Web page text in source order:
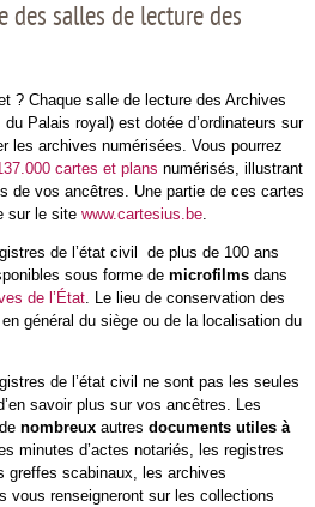
des salles de lecture des
? Chaque salle de lecture des Archives
Palais royal) est dotée d’ordinateurs sur
les archives numérisées. Vous pourrez
cartes et plans numérisés, illustrant
de vos ancêtres. Une partie de ces cartes
sur le site www.cartesius.be.
de l’état civil de plus de 100 ans
sous forme de microfilms dans
de l’État. Le lieu de conservation des
général du siège ou de la localisation du
de l’état civil ne sont pas les seules
savoir plus sur vos ancêtres. Les
nombreux autres documents utiles à
minutes d’actes notariés, les registres
greffes scabinaux, les archives
vous renseigneront sur les collections